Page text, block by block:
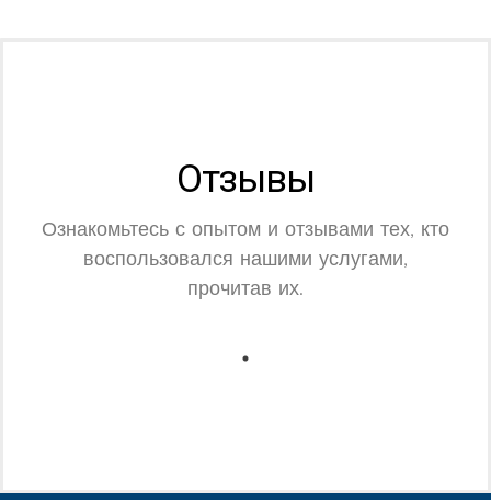
Отзывы
Ознакомьтесь с опытом и отзывами тех, кто
воспользовался нашими услугами,
прочитав их.